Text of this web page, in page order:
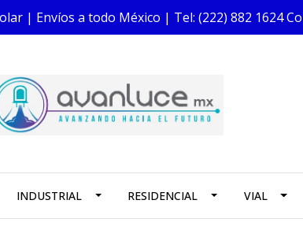
| Envíos a todo México | Tel: (222) 882 1624
INDUSTRIAL RESIDENCIAL VIAL